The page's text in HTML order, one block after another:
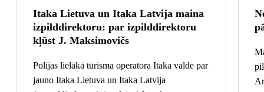
Itaka Lietuva un Itaka Latvija maina
izpilddirektoru: par izpilddirektoru
kļūst J. Maksimovičs
Polijas lielākā tūrisma operatora Itaka valde par
jauno Itaka Lietuva un Itaka Latvija